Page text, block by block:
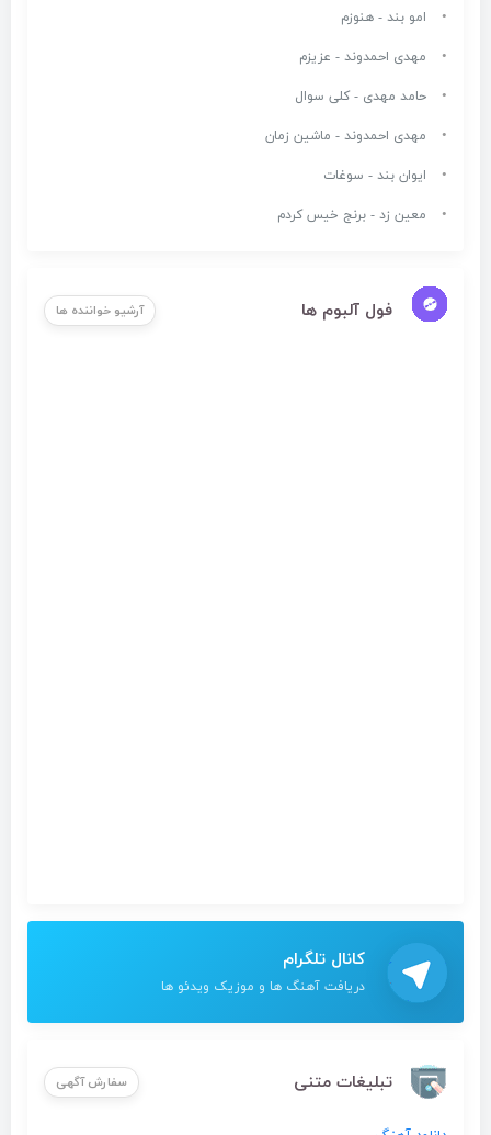
امو بند - هنوزم
مهدی احمدوند - عزیزم
حامد مهدی - کلی سوال
مهدی احمدوند - ماشین زمان
ایوان بند - سوغات
معین زد - برنج خیس کردم
فول آلبوم ها آرشیو خواننده ها
کانال تلگرام
دریافت آهنگ ها و موزیک ویدئو ها
تبلیغات متنی سفارش آگهی